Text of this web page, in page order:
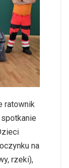
ratownik
na
rzeki),